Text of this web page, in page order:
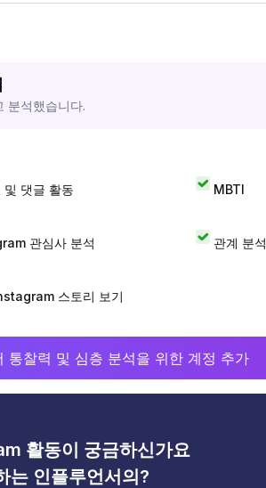
분석했습니다.
및 댓글 활동 MBTI
관심사 분석 관계 분석
스토리 보기
찰력 및 심층 분석을 위한 계정 추가
활동이 궁금하신가요
는 인플루언서의?